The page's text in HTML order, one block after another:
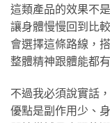
這類產品的效果不
讓身體慢慢回到比
會選擇這條路線，
整體精神跟體能都
不過我必須說實話
優點是副作用少、